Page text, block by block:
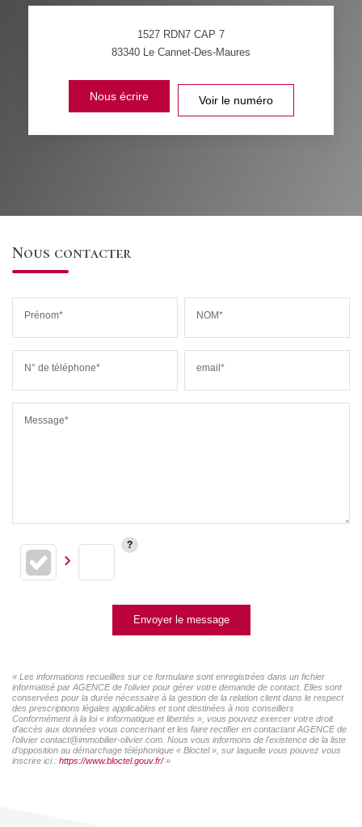
1527 RDN7 CAP 7
83340 Le Cannet-Des-Maures
Nous écrire Voir le numéro
Nous contacter
Prénom* NOM*
N° de téléphone* email*
Message*
Envoyer le message
« Les informations recueillies sur ce formulaire sont enregistrées dans un fichier
informatisé par AGENCE de l'olivier pour gérer votre demande de contact. Elles sont
conservées pour la durée nécessaire à la gestion de la relation client dans le respect
des prescriptions légales applicables et sont destinées à nos conseillers
Conformément à la loi « informatique et libertés », vous pouvez exercer votre droit
d'accès aux données vous concernant et les faire rectifier en contactant AGENCE de
l'olivier contact@immobilier-olivier.com. Nous vous informons de l'existence de la liste
d'opposition au démarchage téléphonique « Bloctel », sur laquelle vous pouvez vous
inscrire ici : https://www.bloctel.gouv.fr/»